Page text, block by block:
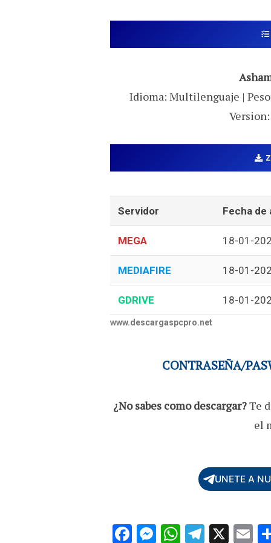
Idioma: Multilenguaje |
Servidor Fecha de
MEGA 18-01-
MEDIAFIRE 18-01-
GDRIVE 18-01-
www.descargaspcpro.net
CONTRASEÑA/
¿No sabes como descargar?Te
el
UNETE A
F M W T X E